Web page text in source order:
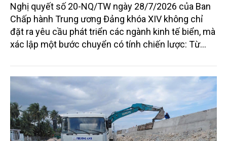
Nghị quyết số 20-NQ/TW ngày 28/7/2026 của Ban
Chấp hành Trung ương Đảng khóa XIV không chỉ
đặt ra yêu cầu phát triển các ngành kinh tế biển, mà
xác lập một bước chuyển có tính chiến lược: Từ
"phát triển kinh tế ven biển" sang "xây dựng quốc
gia biển mạnh". Trong bước chuyển ấy, ngành Nông
nghiệp và Môi trường giữ vai trò đặc biệt quan trọng,
từ hoàn thiện thể chế, quy hoạch không gian biển,
quản lý tài nguyên đến bảo vệ môi trường, phục hồi
hệ sinh thái và kiến tạo sinh kế bền vững cho người